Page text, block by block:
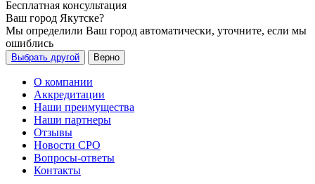
Бесплатная консультация
Ваш город Якутске?
Мы определили Ваш город автоматически, уточните, если мы
ошиблись
Выбрать другой Верно
О компании
Аккредитации
Наши преимущества
Наши партнеры
Отзывы
Новости СРО
Вопросы-ответы
Контакты